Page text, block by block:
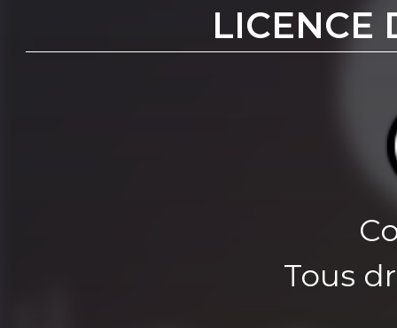
LICENCE
Tous